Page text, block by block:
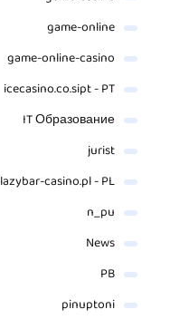
game-online
game-online-casino
icecasino.co.sipt - PT
IT Образование
jurist
lazybar-casino.pl - PL
n_pu
News
PB
pinuptoni